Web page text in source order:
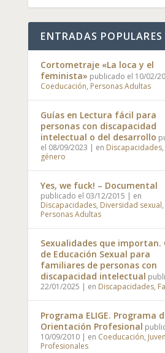
ENTRADAS POPULARES
Cortometraje «La loca y el
feminista» publicado el 10/02/
Coeducación, Personas Adultas
Guías en Lectura fácil para
personas con discapacidad
intelectual o del desarrollo
el 08/09/2023 | en Discapacidades,
género
Yes, we fuck! – Documental
publicado el 03/12/2015 | en
Discapacidades, Diversidad sexual,
Personas Adultas
Sexualidades que importan.
de Educación Sexual para
familiares de personas con
discapacidad intelectual
22/01/2025 | en Discapacidades,
Programa ELIGE. Programa
Orientación Profesional
10/09/2010 | en Coeducación,
Profesionales